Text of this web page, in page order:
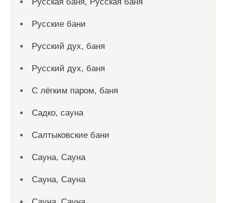
Русские бани
Русский дух, баня
Русский дух, баня
С лёгким паром, баня
Садко, сауна
Салтыковские бани
Сауна, Сауна
Сауна, Сауна